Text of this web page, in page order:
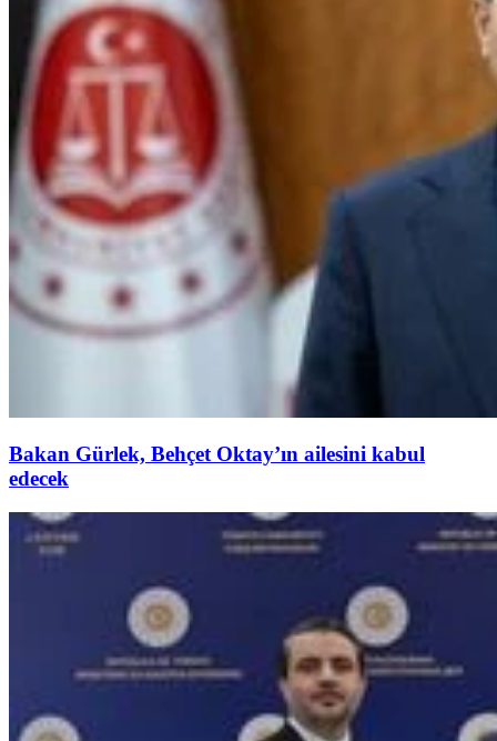
Bakan Gürlek, Behçet Oktay’ın ailesini kabul
edecek